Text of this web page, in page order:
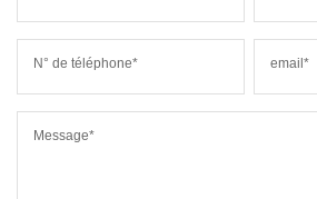
N° de téléphone* email*
Message*